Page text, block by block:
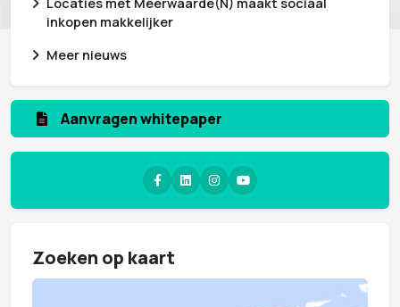
inkopen makkelijker
Meer nieuws
Aanvragen whitepaper
Zoeken op kaart